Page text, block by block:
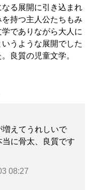
る展開に引き込まれ
持つ主人公たちもみ
でありながら大人に
うような展開でした
良質の児童文学。
えてうれしいで
に骨太、良質です
08:27